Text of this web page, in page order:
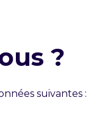
?
suivantes :